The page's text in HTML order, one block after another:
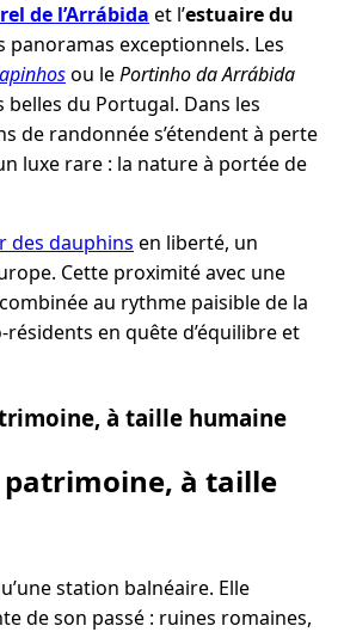
de l’Arrábida et l’estuaire du
panoramas exceptionnels. Les
ou lePortinho da Arrábida
du Portugal. Dans les
de randonnée s’étendent à perte
luxe rare : la nature à portée de
des dauphins en liberté, un
Cette proximité avec une
au rythme paisible de la
résidents en quête d’équilibre et
à taille humaine
patrimoine, à taille
station balnéaire. Elle
de son passé : ruines romaines,